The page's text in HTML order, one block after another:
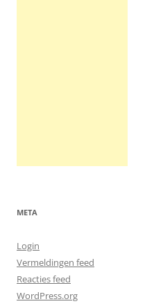
META
Login
Vermeldingen feed
Reacties feed
WordPress.org